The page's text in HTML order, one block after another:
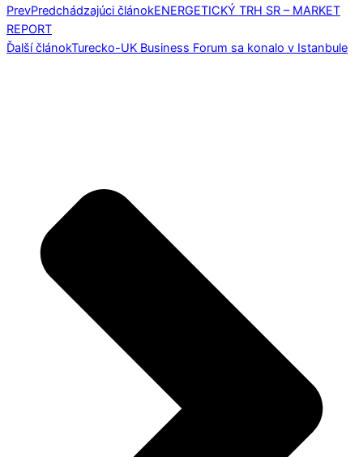
PrevPredchádzajúci článokENERGETICKÝ TRH SR – MARKET
REPORT
Ďalší článokTurecko-UK Business Forum sa konalo v Istanbule